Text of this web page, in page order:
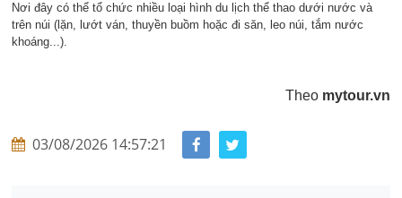
Nơi đây có thể tổ chức nhiều loại hình du lịch thể thao dưới nước và
trên núi (lặn, lướt ván, thuyền buồm hoặc đi săn, leo núi, tắm nước
khoáng...).
Theo mytour.vn
03/08/2026 14:57:21